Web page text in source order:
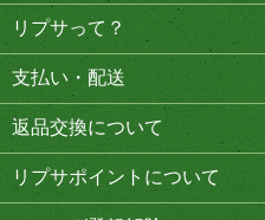
リプサって？
支払い・配送
返品交換について
リプサポイントについて